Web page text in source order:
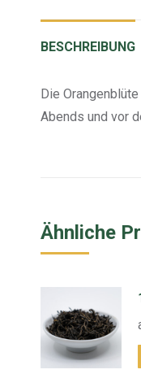
BESCHREIBUNG
Die
Abends und vor
Ähnliche